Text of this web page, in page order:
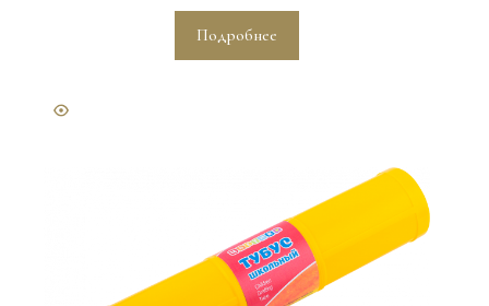
Подробнее